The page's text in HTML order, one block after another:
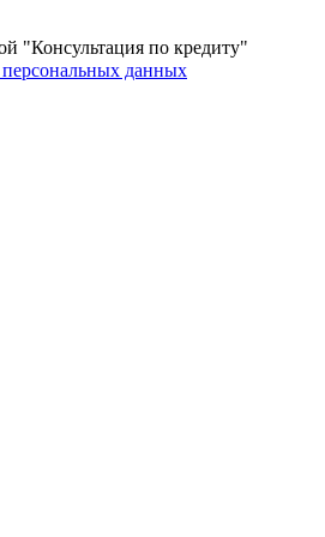
"Консультация по кредиту"
персональных данных